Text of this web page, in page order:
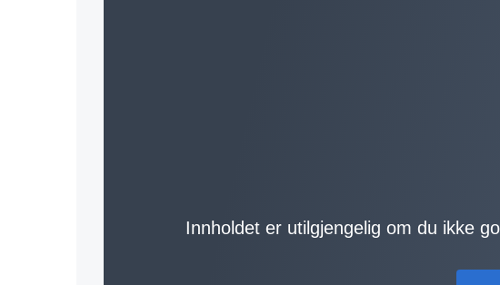
Innholdet er utilgjengelig om du ikke